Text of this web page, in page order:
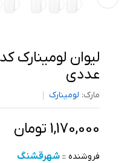
عددی
مارک: لومینارک
1,170,000 تومان
فروشنده :: شهرقشنگ